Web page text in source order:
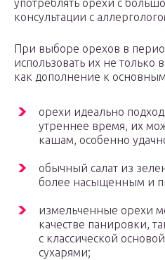
употреблять орехи с
консультации с
При выборе орехов в
использовать их не только
как дополнение к
орехи идеально
утреннее время, их
кашам, особенно
обычный салат из
более насыщенным и
измельченные орехи
качестве панировки,
с классической
сухарями;